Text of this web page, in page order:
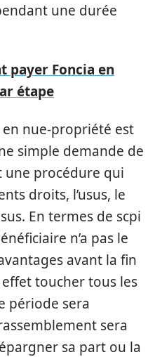
une durée
payer Foncia en
étape
nue-propriété est
simple demande de
une procédure qui
droits, l’usus, le
En termes de scpi
n’a pas le
avant la fin
toucher tous les
période sera
sera
sa part ou la